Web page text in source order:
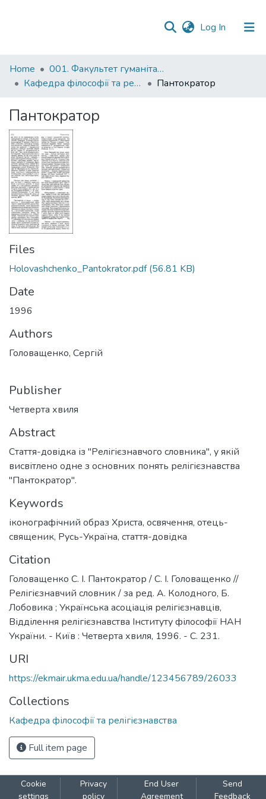
Log In (current)
Communities
&
All of DSpace
Statistics
Home
001. Факультет гуманітарних наук
Кафедра філософії та релігієзнавства
Пантократор
Пантократор
Files
Holovashchenko_Pantokrator.pdf(56.81 KB)
Date
1996
Authors
Головащенко, Сергій
Publisher
Четверта хвиля
Abstract
Стаття-довідка із "Релігієзнавчого словника", у якій
висвітлено одне з основних понять релігієзнавства
"Пантократор".
Keywords
іконографічний образ Христа, освячення, отець-
священик, Русь-Україна, стаття-довідка
Citation
Головащенко С. І. Пантократор / С. І. Головащенко //
Релігієзнавчий словник / за ред. А. Колодного, Б.
Лобовика ; Українська асоціація релігієзнавців,
Відділення релігієзнавства Інституту філософії НАН
України. - Київ : Четверта хвиля, 1996. - С. 231.
URI
https://ekmair.ukma.edu.ua/handle/123456789/26033
Collections
Кафедра філософії та релігієзнавства
Full item page
Cookie
settings
Privacy
policy
End User
Agreement
Send
Feedback